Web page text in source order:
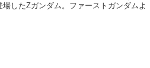
したZガンダム。ファーストガンダムよ